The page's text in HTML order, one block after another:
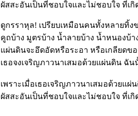
ผัสสะอันเป็นที่ชอบใจและไม่ชอบใจ ที่เ
ดูกรราหุล! เปรียบเหมือนคนทั้งหลายทิ้ง
คูถบ้าง มูตรบ้าง น้ำลายบ้าง น้ำหนองบ้า
แผ่นดินจะอึดอัดหรือระอา หรือเกลียดข
เธอจงเจริญภาวนาเสมอด้วยแผ่นดิน ฉัน
เพราะเมื่อเธอเจริญภาวนาเสมอด้วยแผ่
ผัสสะอันเป็นที่ชอบใจและไม่ชอบใจ ที่เ